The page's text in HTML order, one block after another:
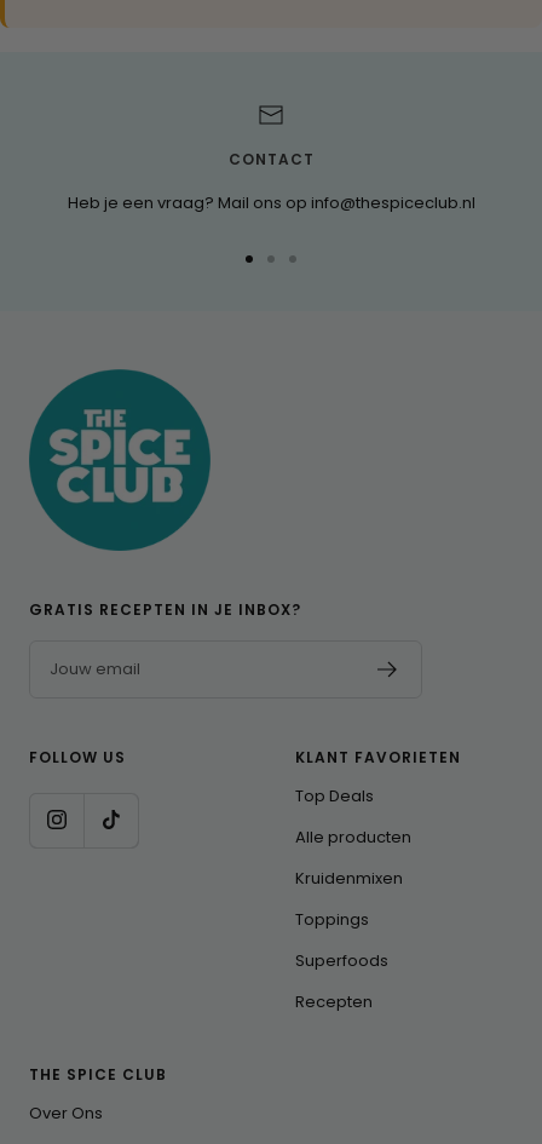
CONTACT
Heb je een vraag? Mail ons op info@thespiceclub.nl
Ga
Ga
Ga
GRATIS RECEPTEN IN JE INBOX?
Jouw email
FOLLOW US KLANT FAVORIETEN
Top Deals
Alle producten
Kruidenmixen
Toppings
Superfoods
Recepten
THE SPICE CLUB
Over Ons